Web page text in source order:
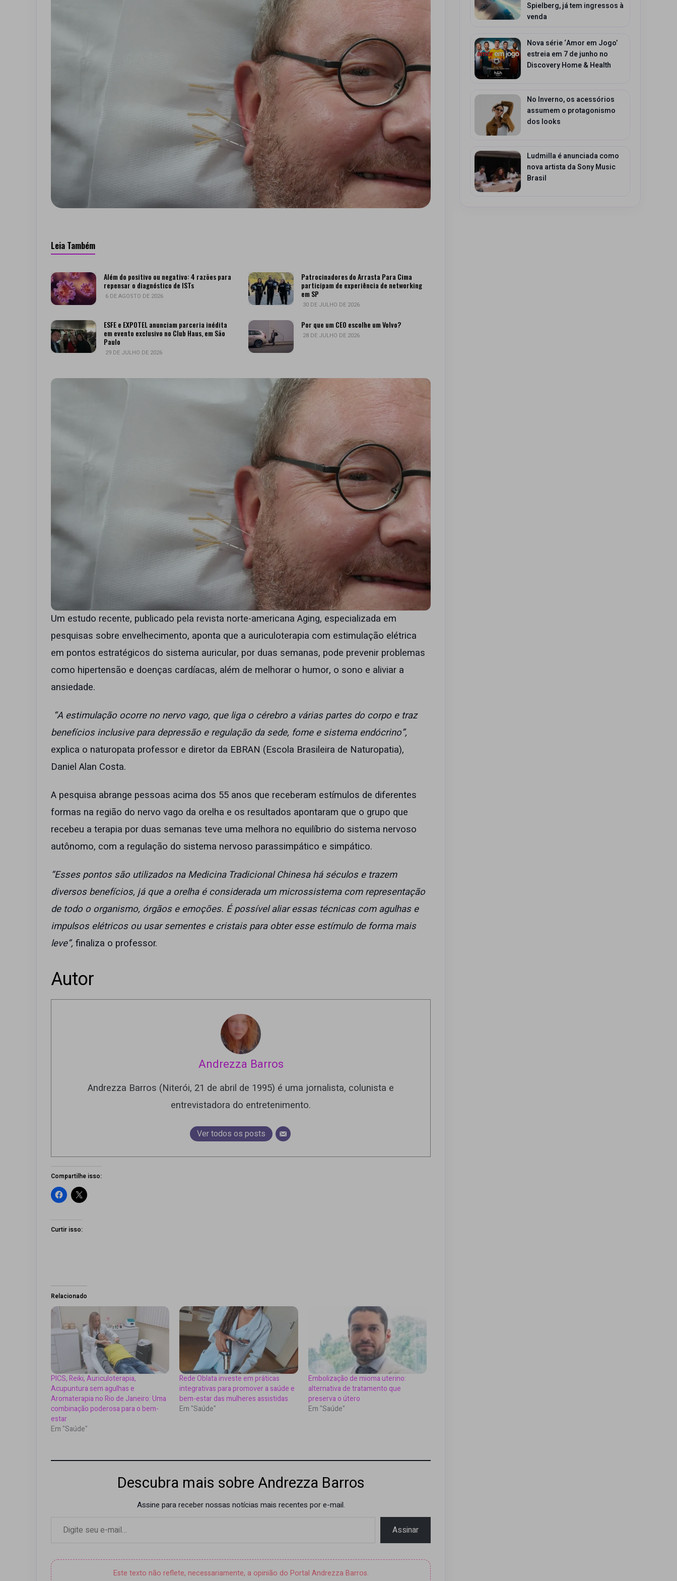
Leia Também
Além do positivo ou negativo: 4 razões para
repensar o diagnóstico de ISTs
6 DE AGOSTO DE 2026
Patrocinadores do Arrasta Para Cima
participam de experiência de networking
em SP
30 DE JULHO DE 2026
ESFE e EXPOTEL anunciam parceria inédita
em evento exclusivo no Club Haus, em São
Paulo
29 DE JULHO DE 2026
Por que um CEO escolhe um Volvo?
28 DE JULHO DE 2026
Um estudo recente, publicado pela revista norte-americana Aging, especializada em
pesquisas sobre envelhecimento, aponta que a auriculoterapia com estimulação elétrica
em pontos estratégicos do sistema auricular, por duas semanas, pode prevenir problemas
como hipertensão e doenças cardíacas, além de melhorar o humor, o sono e aliviar a
ansiedade.
“A estimulação ocorre no nervo vago, que liga o cérebro a várias partes do corpo e traz
benefícios inclusive para depressão e regulação da sede, fome e sistema endócrino”,
explica o naturopata professor e diretor da EBRAN (Escola Brasileira de Naturopatia),
Daniel Alan Costa.
A pesquisa abrange pessoas acima dos 55 anos que receberam estímulos de diferentes
formas na região do nervo vago da orelha e os resultados apontaram que o grupo que
recebeu a terapia por duas semanas teve uma melhora no equilíbrio do sistema nervoso
autônomo, com a regulação do sistema nervoso parassimpático e simpático.
“Esses pontos são utilizados na Medicina Tradicional Chinesa há séculos e trazem
diversos benefícios, já que a orelha é considerada um microssistema com representação
de todo o organismo, órgãos e emoções. É possível aliar essas técnicas com agulhas e
impulsos elétricos ou usar sementes e cristais para obter esse estímulo de forma mais
leve”,finaliza o professor.
Autor
Andrezza Barros
Andrezza Barros (Niterói, 21 de abril de 1995) é uma jornalista, colunista e
entrevistadora do entretenimento.
Ver todos os posts
Compartilhe isso:
Curtir isso:
Relacionado
PICS, Reiki, Auriculoterapia,
Acupuntura sem agulhas e
Aromaterapia no Rio de Janeiro: Uma
combinação poderosa para o bem-
estar
Em "Saúde"
Rede Oblata investe em práticas
integrativas para promover a saúde e
bem-estar das mulheres assistidas
Em "Saúde"
Embolização de mioma uterino:
alternativa de tratamento que
preserva o útero
Em "Saúde"
Descubra mais sobre Andrezza Barros
Assine para receber nossas notícias mais recentes por e-mail.
Assinar
Este texto não reflete, necessariamente, a opinião do Portal Andrezza Barros.
Spielberg, já tem ingressos à
venda
Nova série ‘Amor em Jogo’
estreia em 7 de junho no
Discovery Home & Health
No Inverno, os acessórios
assumem o protagonismo
dos looks
Ludmilla é anunciada como
nova artista da Sony Music
Brasil